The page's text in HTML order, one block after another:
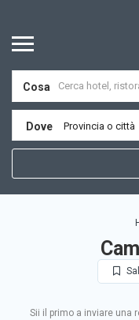
Cosa
Dove Provincia o città
Sii il primo a inviare una